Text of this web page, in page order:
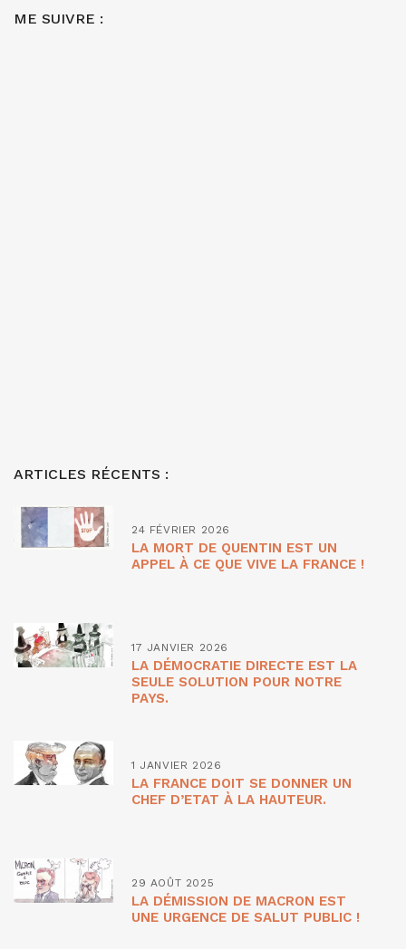
ME SUIVRE :
ARTICLES RÉCENTS :
24 FÉVRIER 2026
LA MORT DE QUENTIN EST UN
APPEL À CE QUE VIVE LA FRANCE !
17 JANVIER 2026
LA DÉMOCRATIE DIRECTE EST LA
SEULE SOLUTION POUR NOTRE
PAYS.
1 JANVIER 2026
LA FRANCE DOIT SE DONNER UN
CHEF D’ETAT À LA HAUTEUR.
29 AOÛT 2025
LA DÉMISSION DE MACRON EST
UNE URGENCE DE SALUT PUBLIC !